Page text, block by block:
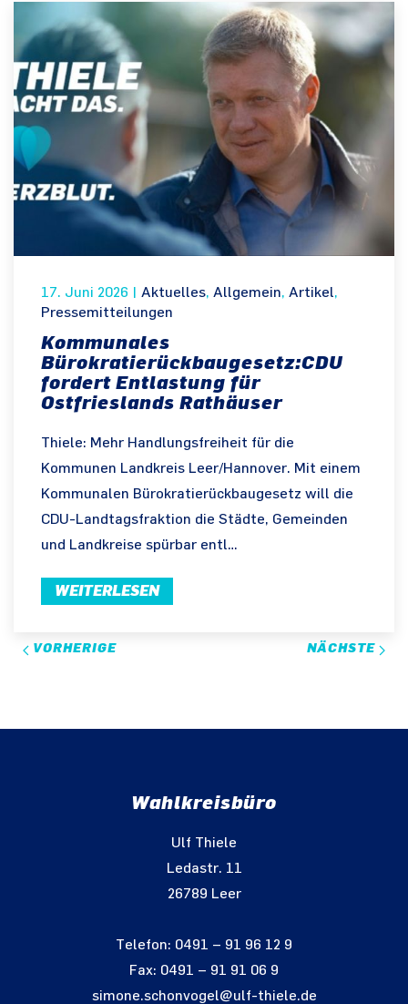
17. Juni 2026 Aktuelles, Allgemein, Artikel,
Pressemitteilungen
Kommunales
Bürokratierückbaugesetz:CDU
fordert Entlastung für
Ostfrieslands Rathäuser
Thiele: Mehr Handlungsfreiheit für die
Kommunen Landkreis Leer/Hannover. Mit einem
Kommunalen Bürokratierückbaugesetz will die
CDU-Landtagsfraktion die Städte, Gemeinden
und Landkreise spürbar entl…
WEITERLESEN
VORHERIGE NÄCHSTE
Wahlkreisbüro
Ulf Thiele
Ledastr. 11
26789 Leer
Telefon: 0491 – 91 96 12 9
Fax: 0491 – 91 91 06 9
simone.schonvogel@ulf-thiele.de